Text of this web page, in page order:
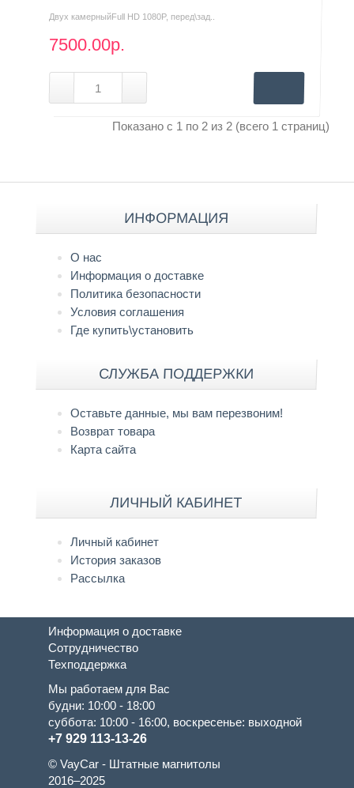
Двух камерныйFull HD 1080P, перед\зад..
7500.00р.
Показано с 1 по 2 из 2 (всего 1 страниц)
ИНФОРМАЦИЯ
О нас
Информация о доставке
Политика безопасности
Условия соглашения
Где купить\установить
СЛУЖБА ПОДДЕРЖКИ
Оставьте данные, мы вам перезвоним!
Возврат товара
Карта сайта
ЛИЧНЫЙ КАБИНЕТ
Личный кабинет
История заказов
Рассылка
Информация о доставке
Сотрудничество
Техподдержка
Мы работаем для Вас
будни: 10:00 - 18:00
суббота: 10:00 - 16:00, воскресенье: выходной
+7 929 113-13-26
© VayCar - Штатные магнитолы
2016–2025